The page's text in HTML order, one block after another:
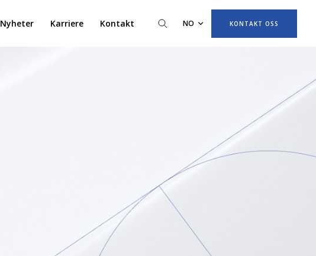
Nyheter Karriere Kontakt NO KONTAKT OSS